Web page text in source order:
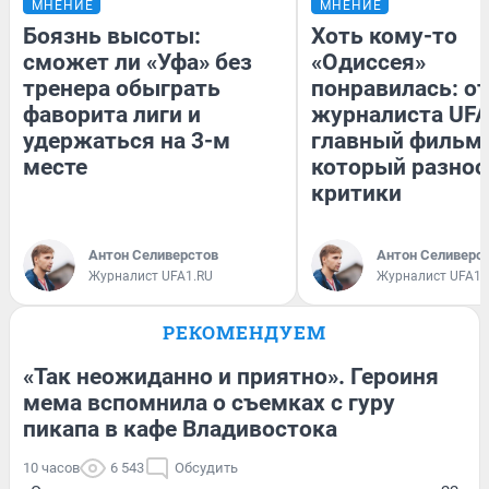
МНЕНИЕ
Боязнь высоты:
сможет ли «Уфа» без
тренера обыграть
фаворита лиги и
удержаться на 3-м
месте
Антон Селиверстов
Журналист UFA1.RU
МНЕНИЕ
Хоть кому-то
«Одиссея»
понравилась:
журналиста
главный фильм
который
критики
Антон
Журналист
РЕКОМЕНДУЕМ
«Так неожиданно и приятно». Героиня
мема вспомнила о съемках с гуру
пикапа в кафе Владивостока
10 часов 6 543 Обсудить